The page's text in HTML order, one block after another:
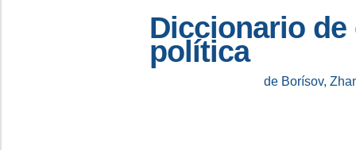
Diccionario de
política
de Borísov,